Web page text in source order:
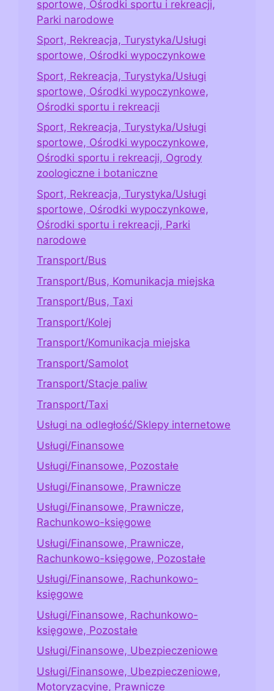
sportowe, Ośrodki sportu i rekreacji,
Parki narodowe
Sport, Rekreacja, Turystyka/Usługi
sportowe, Ośrodki wypoczynkowe
Sport, Rekreacja, Turystyka/Usługi
sportowe, Ośrodki wypoczynkowe,
Ośrodki sportu i rekreacji
Sport, Rekreacja, Turystyka/Usługi
sportowe, Ośrodki wypoczynkowe,
Ośrodki sportu i rekreacji, Ogrody
zoologiczne i botaniczne
Sport, Rekreacja, Turystyka/Usługi
sportowe, Ośrodki wypoczynkowe,
Ośrodki sportu i rekreacji, Parki
narodowe
Transport/Bus
Transport/Bus, Komunikacja miejska
Transport/Bus, Taxi
Transport/Kolej
Transport/Komunikacja miejska
Transport/Samolot
Transport/Stacje paliw
Transport/Taxi
Usługi na odległość/Sklepy internetowe
Usługi/Finansowe
Usługi/Finansowe, Pozostałe
Usługi/Finansowe, Prawnicze
Usługi/Finansowe, Prawnicze,
Rachunkowo-księgowe
Usługi/Finansowe, Prawnicze,
Rachunkowo-księgowe, Pozostałe
Usługi/Finansowe, Rachunkowo-
księgowe
Usługi/Finansowe, Rachunkowo-
księgowe, Pozostałe
Usługi/Finansowe, Ubezpieczeniowe
Usługi/Finansowe, Ubezpieczeniowe,
Motoryzacyjne, Prawnicze